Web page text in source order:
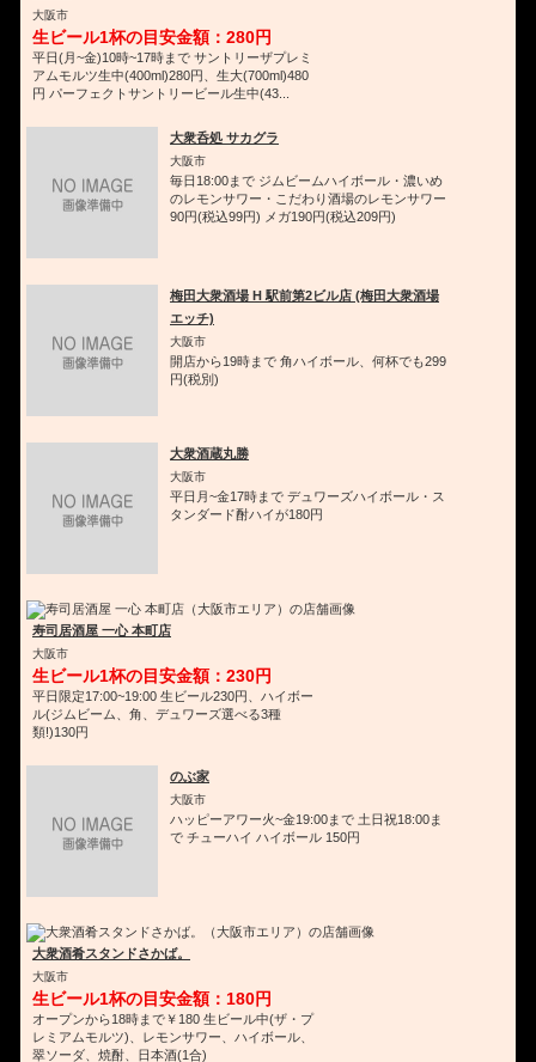
大阪市
生ビール1杯の目安金額：280円
平日(月~金)10時~17時まで サントリーザプレミ
アムモルツ生中(400ml)280円、生大(700ml)480
円 パーフェクトサントリービール生中(43...
大衆呑処 サカグラ
大阪市
毎日18:00まで ジムビームハイボール・濃いめ
のレモンサワー・こだわり酒場のレモンサワー
90円(税込99円) メガ190円(税込209円)
梅田大衆酒場 H 駅前第2ビル店 (梅田大衆酒場
エッチ)
大阪市
開店から19時まで 角ハイボール、何杯でも299
円(税別)
大衆酒蔵丸勝
大阪市
平日月~金17時まで デュワーズハイボール・ス
タンダード酎ハイが180円
寿司居酒屋 一心 本町店
大阪市
生ビール1杯の目安金額：230円
平日限定17:00~19:00 生ビール230円、ハイボー
ル(ジムビーム、角、デュワーズ選べる3種
類!)130円
のぶ家
大阪市
ハッピーアワー火~金19:00まで 土日祝18:00ま
で チューハイ ハイボール 150円
大衆酒肴スタンドさかば。
大阪市
生ビール1杯の目安金額：180円
オープンから18時まで￥180 生ビール中(ザ・プ
レミアムモルツ)、レモンサワー、ハイボール、
翠ソーダ、焼酎、日本酒(1合)